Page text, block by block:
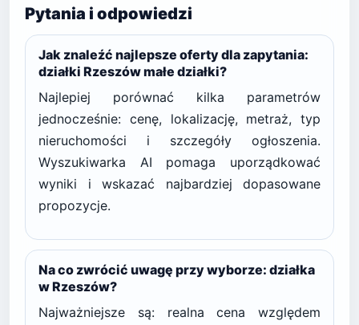
Pytania i odpowiedzi
Jak znaleźć najlepsze oferty dla zapytania:
działki Rzeszów małe działki?
Najlepiej porównać kilka parametrów
jednocześnie: cenę, lokalizację, metraż, typ
nieruchomości i szczegóły ogłoszenia.
Wyszukiwarka AI pomaga uporządkować
wyniki i wskazać najbardziej dopasowane
propozycje.
Na co zwrócić uwagę przy wyborze: działka
w Rzeszów?
Najważniejsze są: realna cena względem